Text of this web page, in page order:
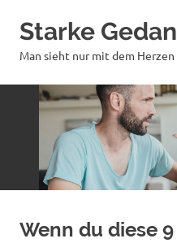
Inhalt
springen
Starke
Man sieht nur mit dem
Wenn du diese